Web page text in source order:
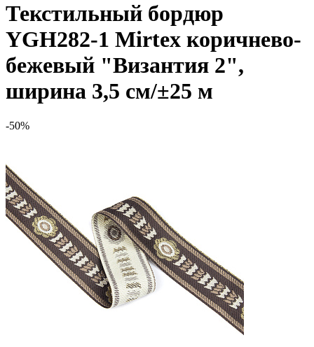
Текстильный бордюр
YGH282-1 Mirtex коричнево-
бежевый "Византия 2",
ширина 3,5 см/±25 м
-50%